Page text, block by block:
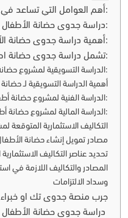
أهم العوامل التي تساعد في نجاح مشروع حضانة الأطفال:
دراسة جدوى حضانة الأطفال:
أهمية دراسة جدوى حضانة الأطفال:
تشمل دراسة جدوى حضانة اطفال في السعودية التالي:
1- الدراسة التسويقية لمشروع حضانة أطفال:
أهمية الدراسة التسويقية لـ
2- الدراسة الفنية لمشروع حضانة أطفال:
3- الدراسة المالية لمشروع حضانة أطفال:
التكاليف الاستثمارية المتوقعة
مصادر تمويل إنشاء حضانة
تحديد عناصر التكاليف الاستثمارية
المصادر والتكاليف اللازمة في
وسداد الالتزامات
جرب منصة جدوى تك او